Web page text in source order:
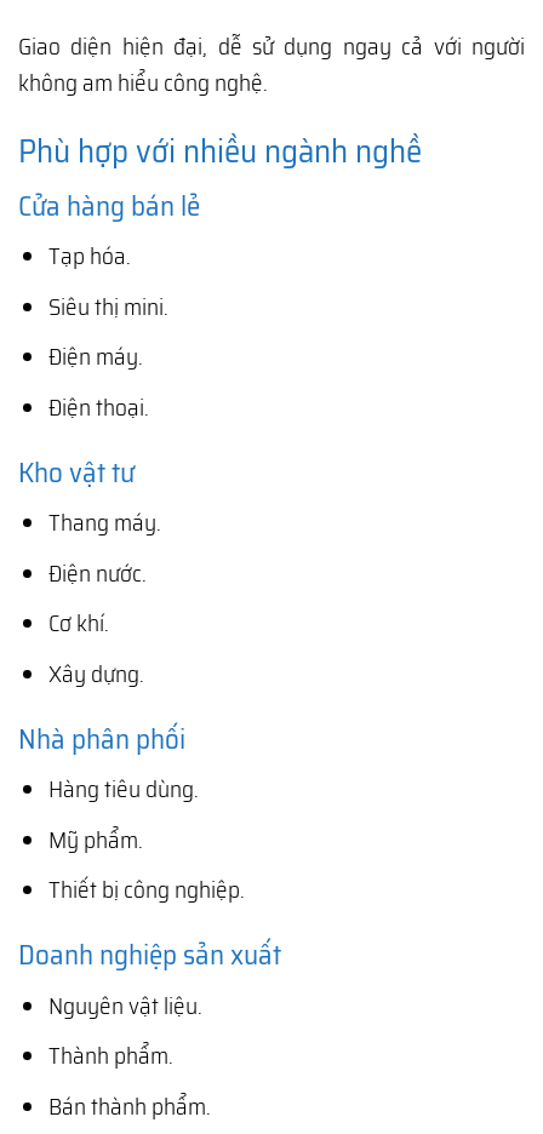
Giao diện hiện đại, dễ sử dụng ngay cả với người
không am hiểu công nghệ.
Phù hợp với nhiều ngành nghề
Cửa hàng bán lẻ
Tạp hóa.
Siêu thị mini.
Điện máy.
Điện thoại.
Kho vật tư
Thang máy.
Điện nước.
Cơ khí.
Xây dựng.
Nhà phân phối
Hàng tiêu dùng.
Mỹ phẩm.
Thiết bị công nghiệp.
Doanh nghiệp sản xuất
Nguyên vật liệu.
Thành phẩm.
Bán thành phẩm.